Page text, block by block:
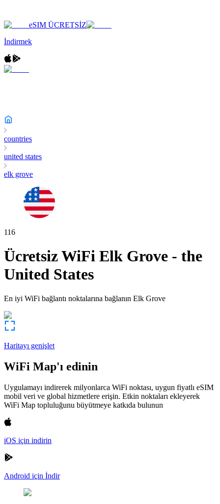
eSIM ÜCRETSİZ
İndirmek
countries
united states
elk grove
116
Ücretsiz WiFi Elk Grove - the
United States
En iyi WiFi bağlantı noktalarına bağlanın Elk Grove
Haritayı genişlet
WiFi Map'ı edinin
Uygulamayı indirerek milyonlarca WiFi noktası, uygun fiyatlı eSIM
mobil veri ve global hizmetlere erişin. Etkin noktaları ekleyerek
WiFi Map topluluğunu büyütmeye katkıda bulunun
iOS için indirin
Android için İndir